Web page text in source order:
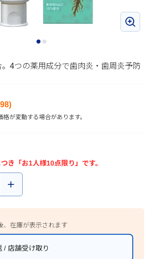
4つの薬用成分で歯肉炎・歯周炎予防
)
が変動する場合があります。
き「お1人様10点限り」です。
、在庫が表示されます
/ 店舗受け取り